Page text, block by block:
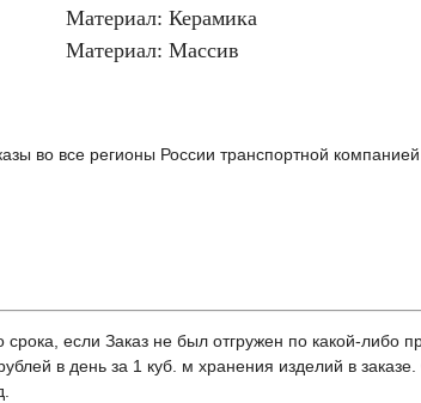
Материал: Керамика
Материал: Массив
во все регионы России транспортной
если Заказ не был отгружен по какой-либо
в день за 1 куб. м хранения изделий в